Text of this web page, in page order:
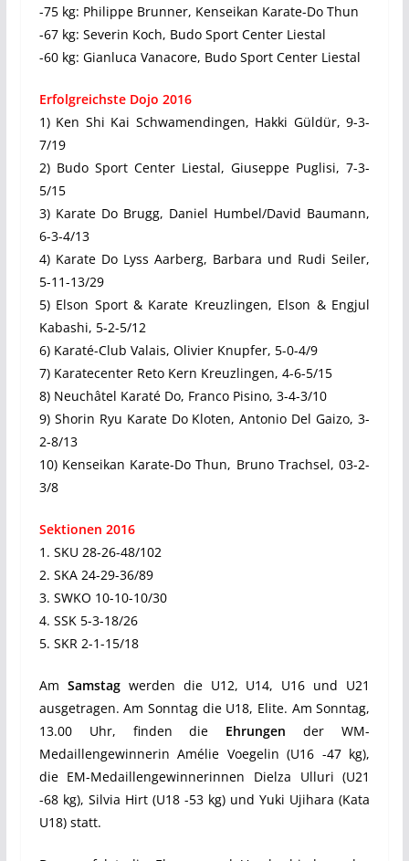
-75 kg: Philippe Brunner, Kenseikan Karate-Do Thun
-67 kg: Severin Koch, Budo Sport Center Liestal
-60 kg: Gianluca Vanacore, Budo Sport Center Liestal
Erfolgreichste Dojo 2016
1) Ken Shi Kai Schwamendingen, Hakki Güldür, 9-3-
7/19
2) Budo Sport Center Liestal, Giuseppe Puglisi, 7-3-
5/15
3) Karate Do Brugg, Daniel Humbel/David Baumann,
6-3-4/13
4) Karate Do Lyss Aarberg, Barbara und Rudi Seiler,
5-11-13/29
5) Elson Sport & Karate Kreuzlingen, Elson & Engjul
Kabashi, 5-2-5/12
6) Karaté-Club Valais, Olivier Knupfer, 5-0-4/9
7) Karatecenter Reto Kern Kreuzlingen, 4-6-5/15
8) Neuchâtel Karaté Do, Franco Pisino, 3-4-3/10
9) Shorin Ryu Karate Do Kloten, Antonio Del Gaizo, 3-
2-8/13
10) Kenseikan Karate-Do Thun, Bruno Trachsel, 03-2-
3/8
Sektionen 2016
1. SKU 28-26-48/102
2. SKA 24-29-36/89
3. SWKO 10-10-10/30
4. SSK 5-3-18/26
5. SKR 2-1-15/18
Am Samstag werden die U12, U14, U16 und U21
ausgetragen. Am Sonntag die U18, Elite. Am Sonntag,
13.00 Uhr, finden die Ehrungen der WM-
Medaillengewinnerin Amélie Voegelin (U16 -47 kg),
die EM-Medaillengewinnerinnen Dielza Ulluri (U21
-68 kg), Silvia Hirt (U18 -53 kg) und Yuki Ujihara (Kata
U18) statt.